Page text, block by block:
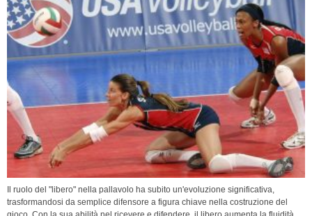
Il ruolo del "libero" nella pallavolo ha subito un'evoluzione significativa,
trasformandosi da semplice difensore a figura chiave nella costruzione del